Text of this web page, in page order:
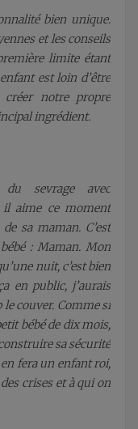
bien unique.
et les conseils
limite étant
est loin d’être
créer notre propre
ingrédient.
sevrage avec
il aime ce moment
sa maman. C’est
: Maman. Mon
nuit, c’est bien
en public, j’aurais
le couver. Comme si
bébé de dix mois,
sa sécurité
en fera un enfant roi,
crises et à qui on